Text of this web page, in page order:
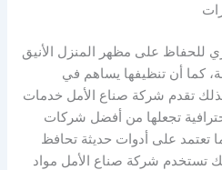
للحفاظ على مظهر المنزل الأنيق
كما أن تنظيفها يساهم في
تقدم شركة صناع الأمل خدمات
تجعلها من أفضل شركات
تعتمد على أدوات حديثة تحافظ
تستخدم شركة صناع الأمل مواد